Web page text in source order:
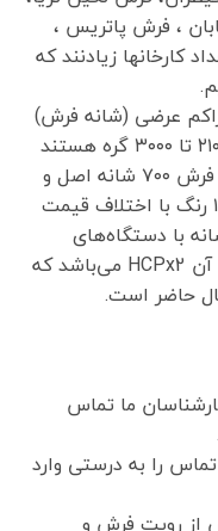
، فرش پاتریس ،
زیادنند که
تراکم عرضی (شانه فرش)
۷۰۰ گره و تراکم طولی (تراکم فرش) ۲۱۰۰ تا ۳۰۰۰ گره هستند
که معروفترین آن تراکم ۲۵۵۰ هست. فرش ۷۰۰ شانه اصل و
درجه یک معمولا به صورت ۸ رنگ یا ۱۰ رنگ با اختلاف قیمت
با دستگاه‌های
مختلفی انجام می‌شود که معروفترین آن HCPx2 می‌باشد که
حاضر است.
ما تماس
را به درستی وارد
از رویت فرش و